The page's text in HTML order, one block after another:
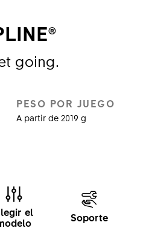
going.
PESO POR JUEGO
A partir de 2019 g
el
Soporte